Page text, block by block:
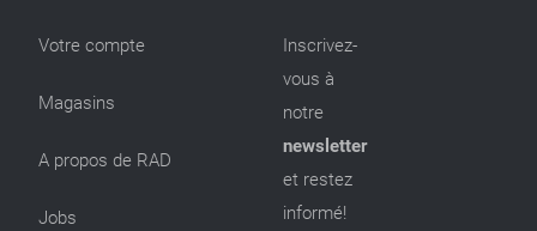
Votre compte
Magasins
A propos de RAD
Jobs
Inscrivez-
vous à
notre
newsletter
et restez
informé!